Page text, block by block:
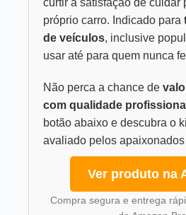
curtir a satisfação de cuidar
próprio carro. Indicado para
de veículos, inclusive
usar até para quem nunca
Não perca a chance de
com qualidade profissional
botão abaixo e descubra o
avaliado pelos apaixonados
Ver produto na
Compra segura e entrega